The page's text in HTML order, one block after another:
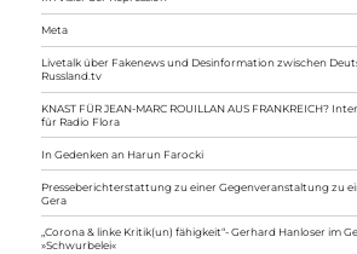
Meta
Livetalk über Fakenews und Desinformation zwischen
Russland.tv
KNAST FÜR JEAN-MARC ROUILLAN AUS FRANKREICH?
für Radio Flora
In Gedenken an Harun Farocki
Presseberichterstattung zu einer Gegenveranstaltung zu
Gera
„Corona & linke Kritik(un) fähigkeit“- Gerhard Hanloser im
»Schwurbelei«